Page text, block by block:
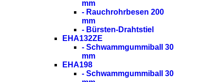
mm
- Rauchrohrbesen 200
mm
- Bürsten-Drahtstiel
EHA132ZE
- Schwammgummiball 30
mm
EHA198
- Schwammgummiball 30